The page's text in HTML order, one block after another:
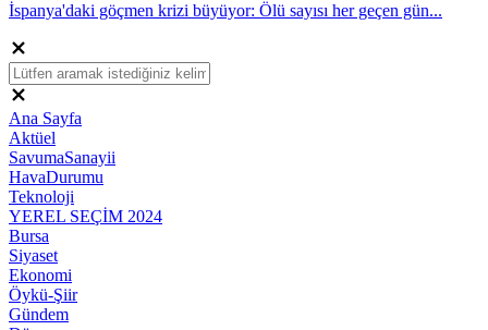
İspanya'daki göçmen krizi büyüyor: Ölü sayısı her geçen gün...
Ana Sayfa
Aktüel
SavumaSanayii
HavaDurumu
Teknoloji
YEREL SEÇİM 2024
Bursa
Siyaset
Ekonomi
Öykü-Şiir
Gündem